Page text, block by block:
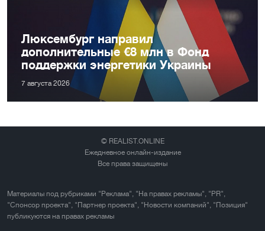
Люксембург направил
дополнительные €8 млн в Фонд
поддержки энергетики Украины
7 августа 2026
© REALIST.ONLINE
Ежедневное онлайн-издание
Все права защищены
Материалы под рубриками "Реклама", "На правах рекламы", "PR",
"Спонсор проекта", "Партнер проекта", "Новости компаний", "Позиция"
публикуются на правах рекламы